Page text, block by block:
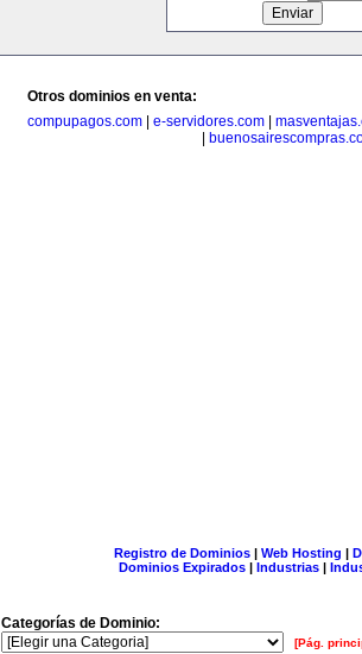
Otros dominios en venta:
compupagos.com
e-servidores.com
Registro de Dominios| Web Hosting |
Dominios Expirados | Industrias |
Categorías de Dominio:
[Pág.